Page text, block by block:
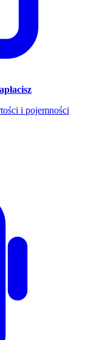
i pojemności